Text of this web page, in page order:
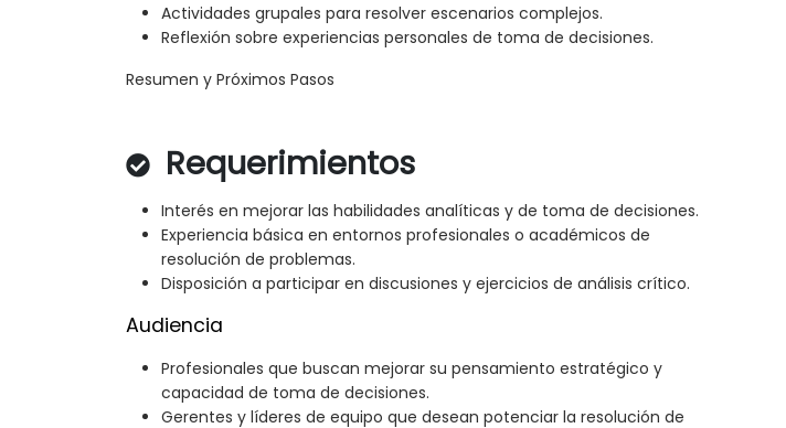
Actividades grupales para resolver escenarios complejos.
Reflexión sobre experiencias personales de toma de decisiones.
Resumen y Próximos Pasos
Requerimientos
Interés en mejorar las habilidades analíticas y de toma de decisiones.
Experiencia básica en entornos profesionales o académicos de
resolución de problemas.
Disposición a participar en discusiones y ejercicios de análisis crítico.
Audiencia
Profesionales que buscan mejorar su pensamiento estratégico y
capacidad de toma de decisiones.
Gerentes y líderes de equipo que desean potenciar la resolución de